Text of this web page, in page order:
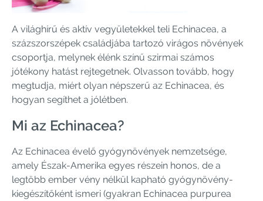
A világhírű és aktív vegyületekkel teli Echinacea, a
százszorszépek családjába tartozó virágos növények
csoportja, melynek élénk színű szirmai számos
jótékony hatást rejtegetnek. Olvasson tovább, hogy
megtudja, miért olyan népszerű az Echinacea, és
hogyan segíthet a jólétben.
Mi az Echinacea?
Az Echinacea évelő gyógynövények nemzetsége,
amely Észak-Amerika egyes részein honos, de a
legtöbb ember vény nélkül kapható gyógynövény-
kiegészítőként ismeri (gyakran Echinacea purpurea